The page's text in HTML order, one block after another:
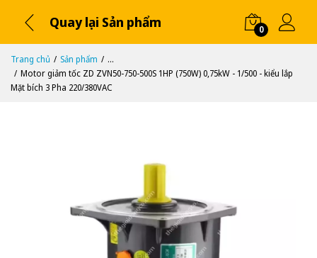
Quay lại Sản phẩm 0
Trang chủ Sản phẩm
...
Motor giảm tốc ZD ZVN50-750-500S 1HP (750W) 0,75kW - 1/500 - kiểu lắp
Mặt bích 3 Pha 220/380VAC